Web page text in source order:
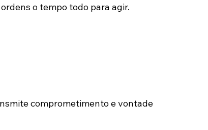
o tempo todo para agir.
comprometimento e vontade